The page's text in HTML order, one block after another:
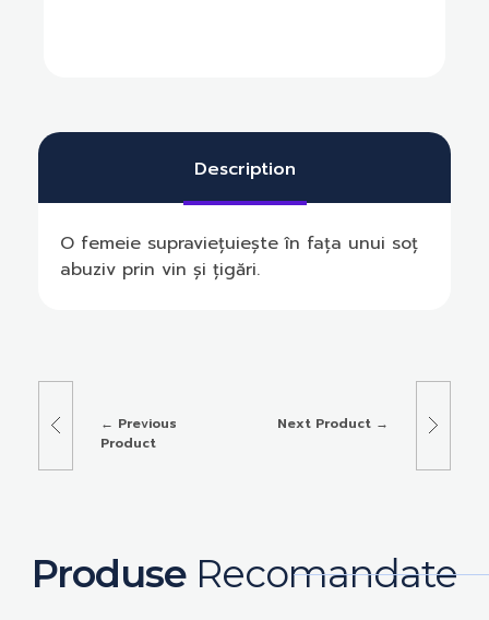
Description
O femeie supraviețuiește în fața unui soț
abuziv prin vin și țigări.
Previous
Product
Next Product
Produse Recomandate